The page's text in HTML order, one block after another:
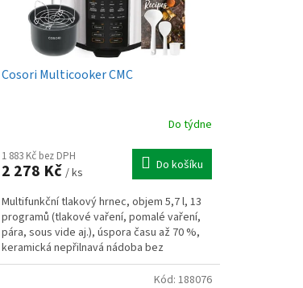
Cosori Multicooker CMC
Do týdne
1 883 Kč bez DPH
2 278 Kč / ks Do košíku
Multifunkční tlakový hrnec, objem 5,7 l, 13
programů (tlakové vaření, pomalé vaření,
pára, sous vide aj.), úspora času až 70 %,
keramická nepřilnavá nádoba bez
BPA/PTFE/PFOA,...
Kód: 188076